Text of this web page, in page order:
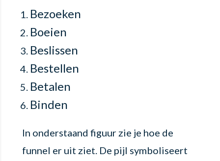
Bezoeken
Boeien
Beslissen
Bestellen
Betalen
Binden
In onderstaand figuur zie je hoe de
funnel er uit ziet. De pijl symboliseert